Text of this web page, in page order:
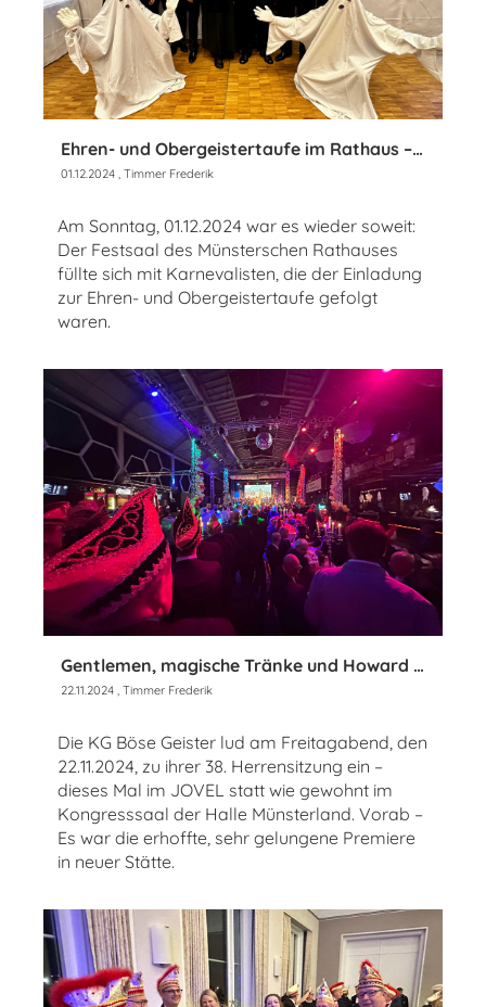
Ehren- und Obergeistertaufe im Rathaus – Ein feierlicher Karnevalsnachmittag
01.12.2024 , Timmer Frederik
Am Sonntag, 01.12.2024 war es wieder soweit:
Der Festsaal des Münsterschen Rathauses
füllte sich mit Karnevalisten, die der Einladung
zur Ehren- und Obergeistertaufe gefolgt
waren.
Gentlemen, magische Tränke und Howard Carpendale – Herrensitzung im JOVEL
22.11.2024 , Timmer Frederik
Die KG Böse Geister lud am Freitagabend, den
22.11.2024, zu ihrer 38. Herrensitzung ein –
dieses Mal im JOVEL statt wie gewohnt im
Kongresssaal der Halle Münsterland. Vorab –
Es war die erhoffte, sehr gelungene Premiere
in neuer Stätte.